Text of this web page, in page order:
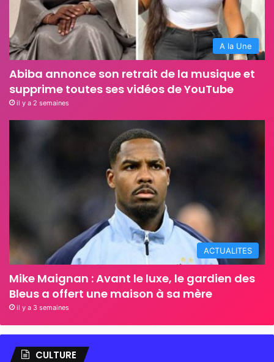
A la Une
Abiba annonce son retrait de la musique et
supprime toutes ses vidéos de YouTube
il y a 2 semaines
ACTUALITES
Mike Maignan : Avant le luxe, le gardien des
Bleus a offert une maison à sa mère
il y a 3 semaines
CULTURE